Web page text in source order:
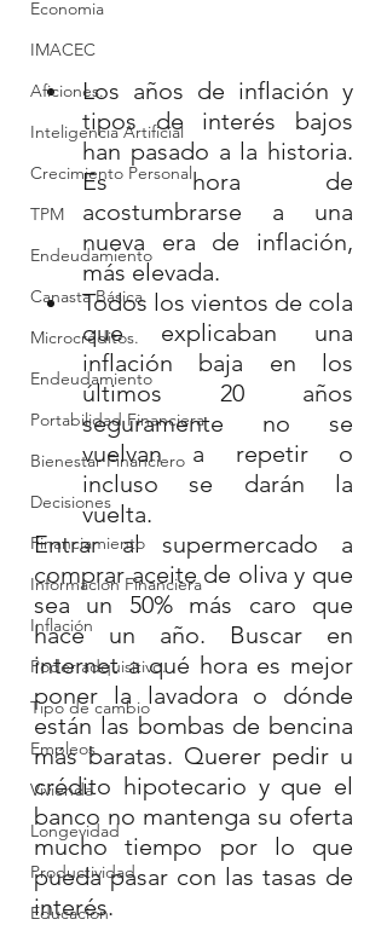
Economia
IMACEC
Aficiones.
Inteligencia Artificial
Crecimiento Personal
TPM
Endeudamiento
Canasta Básica.
Microcréditos.
Endeudamiento
Portabilidad Financiera
Bienestar Financiero
Decisiones
Financiamiento
Información Financiera
Inflación
Poder adquisitivo.
Tipo de cambio
Empleos
Vivienda
Longevidad
Productividad
Educación
Los años de inflación y
tipos de interés bajos
han pasado a la historia.
Es hora de
acostumbrarse a una
nueva era de inflación,
más elevada.
Todos los vientos de cola
que explicaban una
inflación baja en los
últimos 20 años
seguramente no se
vuelvan a repetir o
incluso se darán la
vuelta.
Entrar al supermercado a
comprar aceite de oliva y que
sea un 50% más caro que
hace un año. Buscar en
internet a qué hora es mejor
poner la lavadora o dónde
están las bombas de bencina
más baratas. Querer pedir u
crédito hipotecario y que el
banco no mantenga su oferta
mucho tiempo por lo que
pueda pasar con las tasas de
interés.